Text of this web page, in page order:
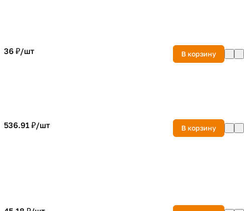
36 ₽/шт В корзину
536.91 ₽/шт В корзину